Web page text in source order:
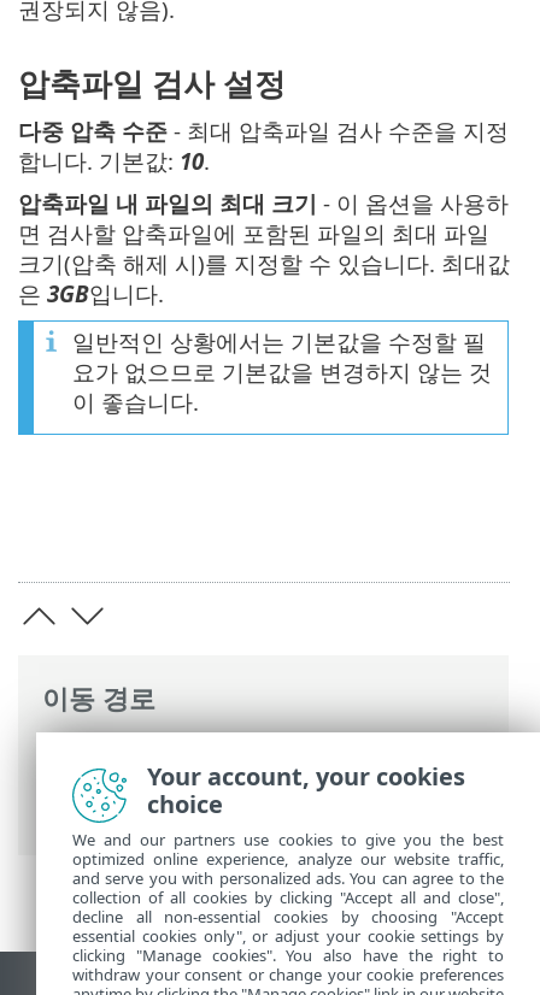
이동 경로
Security >고급 설정>보호>이메일 클라
이언트 보호> ThreatSense
권장되지 않음).
압축파일 검사 설정
다중 압축 수준 - 최대 압축파일 검사 수준을 지정
합니다. 기본값: 10.
압축파일 내 파일의 최대 크기 - 이 옵션을 사용하
면 검사할 압축파일에 포함된 파일의 최대 파일
크기(압축 해제 시)를 지정할 수 있습니다. 최대값
은 3GB입니다.
일반적인 상황에서는 기본값을 수정할 필
요가 없으므로 기본값을 변경하지 않는 것
이 좋습니다.
Your account, your cookies
choice
We and our partners use cookies to give you the best
optimized online experience, analyze our website traffic,
and serve you with personalized ads. You can agree to the
collection of all cookies by clicking "Accept all and close",
decline all non-essential cookies by choosing "Accept
essential cookies only", or adjust your cookie settings by
clicking "Manage cookies". You also have the right to
withdraw your consent or change your cookie preferences